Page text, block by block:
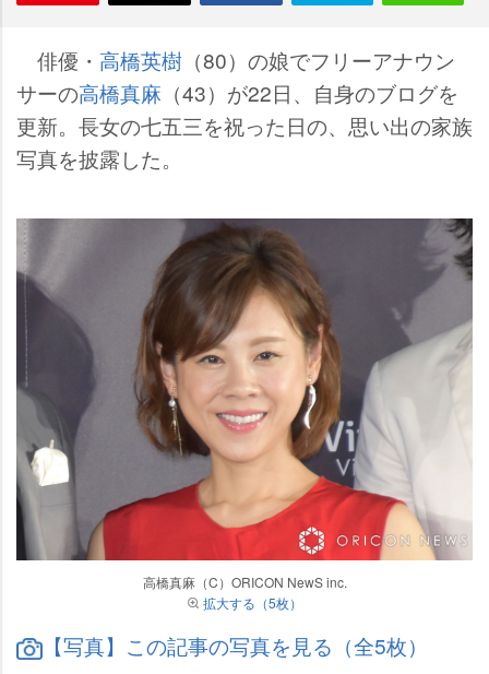
俳優・ 高橋英樹 （80）の娘でフリーアナウン
サーの高橋真麻 （43）が22日、自身のブログを
更新。長女の七五三を祝った日の、思い出の家族
写真を披露した。
高橋真麻（C）ORICON NewS inc.
拡大する（5枚）
【写真】この記事の写真を見る（全5枚）